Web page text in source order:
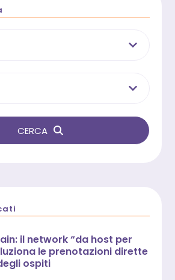
CERCA
il network “da host per
le prenotazioni dirette
ospiti